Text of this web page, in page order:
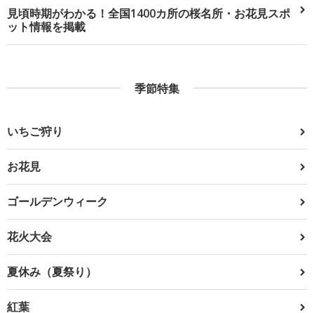
見頃時期がわかる！全国1400カ所の桜名所・お花見スポ
ット情報を掲載
季節特集
いちご狩り
お花見
ゴールデンウィーク
花火大会
夏休み（夏祭り）
紅葉